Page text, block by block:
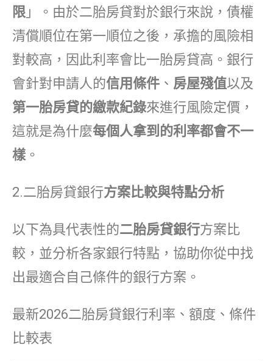
限 」。由於二胎房貸對於銀行來說，債權
清償順位在第一順位之後，承擔的風險相
對較高，因此利率會比一胎房貸高。銀行
會針對申請人的信用條件 、 房屋殘值以及
第一胎房貸的繳款紀錄來進行風險定價，
這就是為什麼每個人拿到的利率都會不一
樣。
2.二胎房貸銀行方案比較與特點分析
以下為具代表性的二胎房貸銀行方案比
較，並分析各家銀行特點，協助你從中找
出最適合自己條件的銀行方案。
最新2026二胎房貸銀行利率、額度、條件
比較表